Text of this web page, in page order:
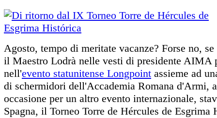
Agosto, tempo di meritate vacanze? Forse no,
il Maestro Lodrà nelle vesti di presidente AIMA
nell'evento statunitense Longpoint assieme ad
di schermidori dell'Accademia Romana d'Armi,
occasione per un altro evento internazionale,
Spagna, il Torneo Torre de Hércules de Esgrima